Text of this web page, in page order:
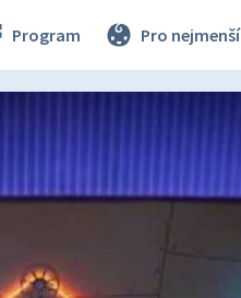
Program Pro nejmenší